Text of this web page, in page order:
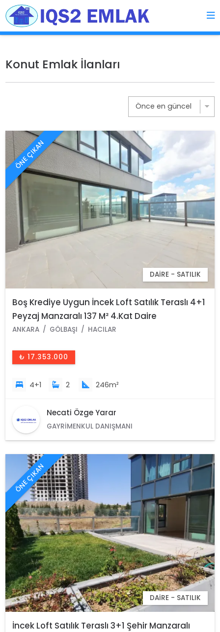
Konut Emlak İlanları
ÖNE ÇIKAN
DAIRE - SATILIK
Boş Krediye Uygun İncek Loft Satılık Teraslı 4+1
Peyzaj Manzaralı 137 M² 4.Kat Daire
ANKARA GÖLBAŞI HACILAR
₺ 17.353.000
4+1 2 246m²
Necati Özge Yarar
GAYRIMENKUL DANIŞMANI
ÖNE ÇIKAN
DAIRE - SATILIK
İncek Loft Satılık Teraslı 3+1 Şehir Manzaralı